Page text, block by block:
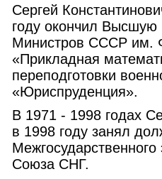
Сергей
году окончил
Министров СССР им.
«Прикладная
переподготовки
«Юриспруденция».
В 1971 - 1998 годах
в 1998 году занял
Межгосударственного
Союза СНГ.